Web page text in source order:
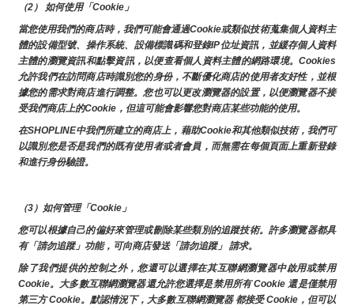
（2） 如何使用「Cookie」
當您使用我們的商店時，我們可能會通過Cookie或類似技術蒐集個人資料主
體的設備型號、操作系統、設備標識碼和登錄IP位址資訊，並緩存個人資料
主體的瀏覽資訊和點擊資訊，以便查看個人資料主體的網路環境。Cookies
允許我們在訪問商店時識別您的身份，不斷優化商店的使用者友好性，並根
據您的需求對商店進行調整。您也可以更改瀏覽器的設置，以便瀏覽器不接
受我們商店上的Cookie，但這可能會影響您對商店某些功能的使用。
在SHOPLINE中我們所建立的商店上，藉助Cookie和其他類似技術，我們可
以識別您是否是我們的既有使用者或者會員，而無需在每個頁面上重新登錄
和進行身份驗證。
（3）如何管理「Cookie」
您可以根據自己的偏好來管理或刪除某些類別的追蹤技術。許多瀏覽器都具
有「請勿追蹤」功能，可向商店發送「請勿追蹤」 請求。
除了我們提供的控制之外，您還可以選擇在其互聯網瀏覽器中啟用或禁用
Cookie。大多數互聯網瀏覽器還允許您選擇是禁用所有 Cookie 還是僅禁用
第三方 Cookie。默認情況下，大多數互聯網瀏覽器 都接受 Cookie，但可以